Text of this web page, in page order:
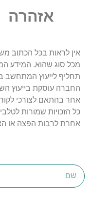
אזהרה
אין לראות בכל הכתוב
מכל סוג שהוא. המידע
תחליף לייעוץ המתחשב
החברה עוסקת בייעוץ
אחר בהתאם לצורכי
כל הזכויות שמורות
אחרת לרבות הפצה או